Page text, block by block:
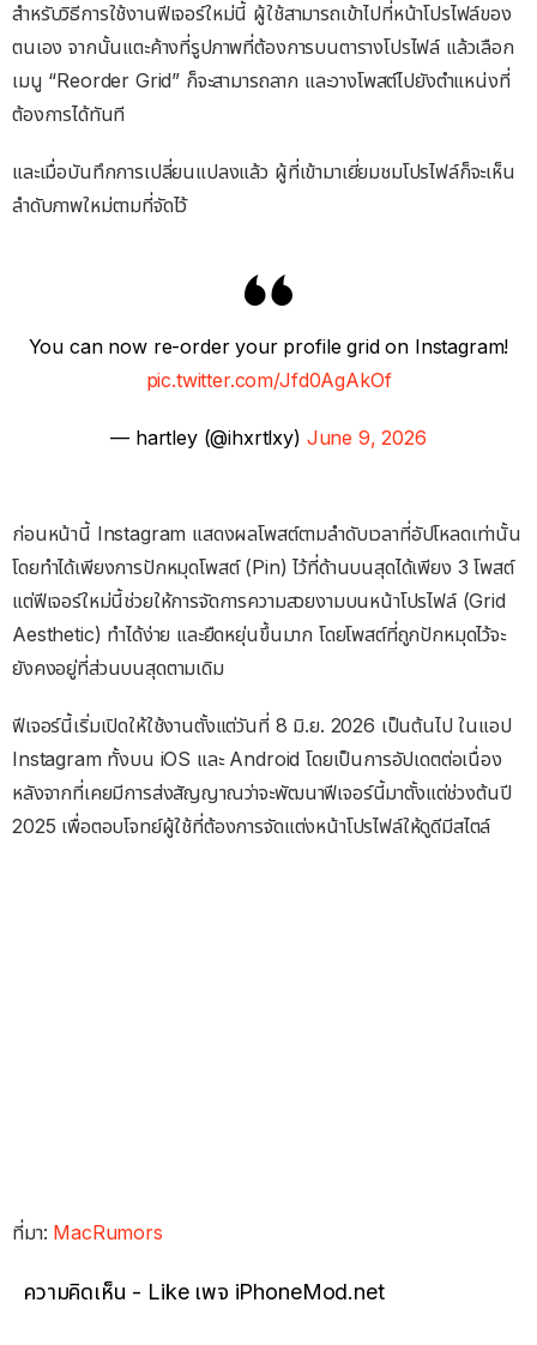
สำหรับวิธีการใช้งานฟีเจอร์ใหม่นี้ ผู้ใช้สามารถเข้าไปที่หน้าโปรไฟล์ของ
ตนเอง จากนั้นแตะค้างที่รูปภาพที่ต้องการบนตารางโปรไฟล์ แล้วเลือก
เมนู “Reorder Grid” ก็จะสามารถลาก และวางโพสต์ไปยังตำแหน่งที่
ต้องการได้ทันที
และเมื่อบันทึกการเปลี่ยนแปลงแล้ว ผู้ที่เข้ามาเยี่ยมชมโปรไฟล์ก็จะเห็น
ลำดับภาพใหม่ตามที่จัดไว้
You can now re-order your profile grid on Instagram!
pic.twitter.com/Jfd0AgAkOf
— hartley (@ihxrtlxy) June 9, 2026
ก่อนหน้านี้ Instagram แสดงผลโพสต์ตามลำดับเวลาที่อัปโหลดเท่านั้น
โดยทำได้เพียงการปักหมุดโพสต์ (Pin) ไว้ที่ด้านบนสุดได้เพียง 3 โพสต์
แต่ฟีเจอร์ใหม่นี้ช่วยให้การจัดการความสวยงามบนหน้าโปรไฟล์ (Grid
Aesthetic) ทำได้ง่าย และยืดหยุ่นขึ้นมาก โดยโพสต์ที่ถูกปักหมุดไว้จะ
ยังคงอยู่ที่ส่วนบนสุดตามเดิม
ฟีเจอร์นี้เริ่มเปิดให้ใช้งานตั้งแต่วันที่ 8 มิ.ย. 2026 เป็นต้นไป ในแอป
Instagram ทั้งบน iOS และ Android โดยเป็นการอัปเดตต่อเนื่อง
หลังจากที่เคยมีการส่งสัญญาณว่าจะพัฒนาฟีเจอร์นี้มาตั้งแต่ช่วงต้นปี
2025 เพื่อตอบโจทย์ผู้ใช้ที่ต้องการจัดแต่งหน้าโปรไฟล์ให้ดูดีมีสไตล์
ที่มา: MacRumors
ความคิดเห็น - Like เพจ iPhoneMod.net